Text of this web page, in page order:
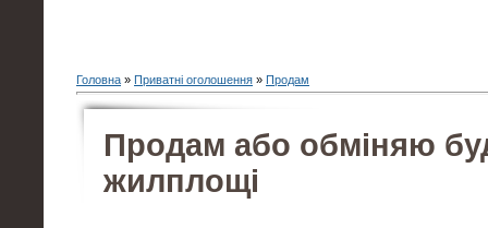
Головна » Приватні оголошення » Продам
Продам або обміняю
жилплощі